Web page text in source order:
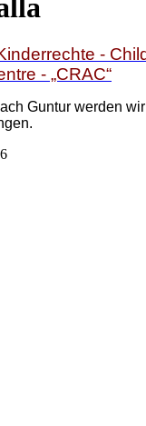
-
- „CRAC“
Guntur werden